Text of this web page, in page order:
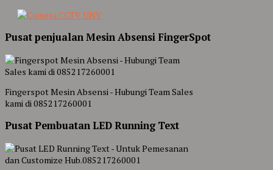
Pusat penjualan Mesin Absensi FingerSpot
Fingerspot Mesin Absensi - Hubungi Team Sales
kami di 085217260001
Pusat Pembuatan LED Running Text